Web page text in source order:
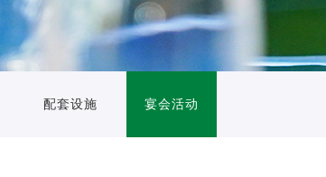
配套设施 宴会活动